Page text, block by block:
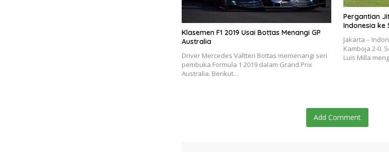
Klasemen F1 2019 Usai Bottas Menangi GP
Australia
Driver Mercedes Valtteri Bottas memenangi seri
pembuka Formula 1 2019 dalam Grand Prix
Australia. Berikut…
Pergantian
Indonesia ke
Jakarta –
Kamboja 2-0.
Luis Milla
Add Comment